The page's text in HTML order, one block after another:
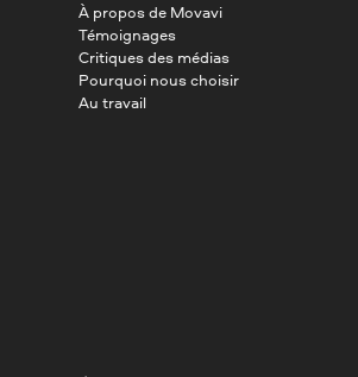
À propos de Movavi
Témoignages
Critiques des médias
Pourquoi nous choisir
Au travail